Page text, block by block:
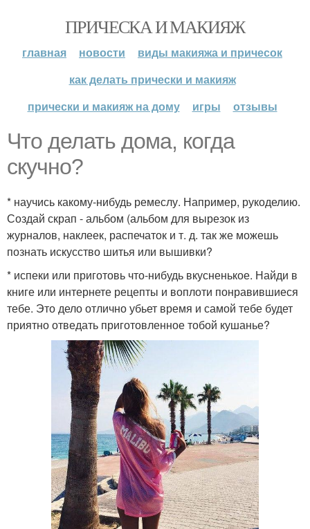
ПРИЧЕСКА И МАКИЯЖ
главная новости
виды макияжа и причесок
как делать прически и макияж
прически и макияж на дому
игры отзывы
Что делать дома, когда
скучно?
* научись какому-нибудь ремеслу. Например, рукоделию.
Создай скрап - альбом (альбом для вырезок из
журналов, наклеек, распечаток и т. д. так же можешь
познать искусство шитья или вышивки?
* испеки или приготовь что-нибудь вкусненькое. Найди в
книге или интернете рецепты и воплоти понравившиеся
тебе. Это дело отлично убьет время и самой тебе будет
приятно отведать приготовленное тобой кушанье?